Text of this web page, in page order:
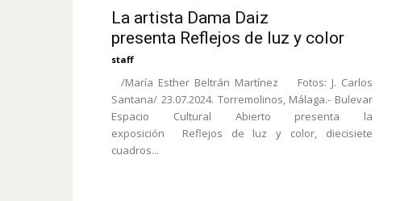
La artista Dama Daiz
presenta Reflejos de luz y color
staff
/María Esther Beltrán Martínez Fotos: J. Carlos
Santana/ 23.07.2024. Torremolinos, Málaga.- Bulevar
Espacio Cultural Abierto presenta la
exposición Reflejos de luz y color, diecisiete
cuadros...